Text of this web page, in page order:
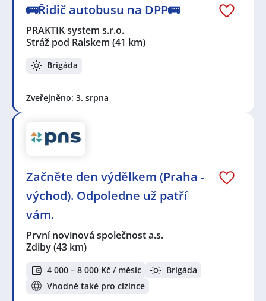
🚌Řidič autobusu na DPP🚌
PRAKTIK system s.r.o.
Stráž pod Ralskem (41 km)
Brigáda
Zveřejněno: 3. srpna
Začněte den výdělkem (Praha -
východ). Odpoledne už patří
vám.
První novinová společnost a.s.
Zdiby(43 km)
4 000 – 8 000 Kč / měsíc
Brigáda
Vhodné také pro cizince